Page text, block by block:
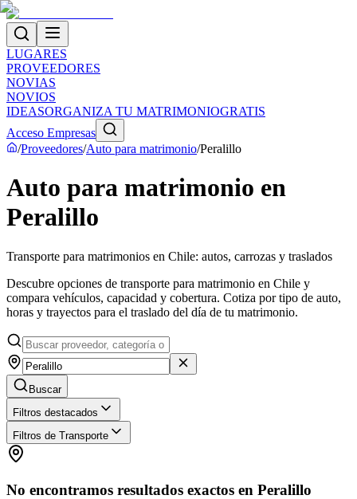
LUGARES
PROVEEDORES
NOVIAS
NOVIOS
IDEASORGANIZA TU MATRIMONIOGRATIS
Acceso Empresas
/Proveedores/Auto para matrimonio/Peralillo
Auto para matrimonio en
Peralillo
Transporte para matrimonios en Chile: autos, carrozas y traslados
Descubre opciones de transporte para matrimonio en Chile y
compara vehículos, capacidad y cobertura. Cotiza por tipo de auto,
horas y trayectos para el traslado del día de tu matrimonio.
Buscar
Filtros destacados
Filtros de Transporte
No encontramos resultados exactos en Peralillo